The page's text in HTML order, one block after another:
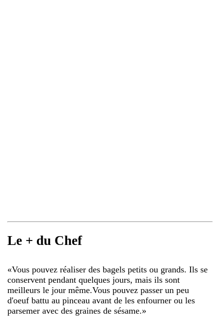
Le + du Chef
«Vous pouvez réaliser des bagels petits ou grands. Ils se
conservent pendant quelques jours, mais ils sont
meilleurs le jour même.Vous pouvez passer un peu
d'oeuf battu au pinceau avant de les enfourner ou les
parsemer avec des graines de sésame.»